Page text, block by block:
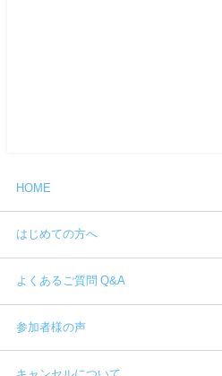
HOME
はじめての方へ
よくあるご質問 Q&A
参加者様の声
キャンセルについて